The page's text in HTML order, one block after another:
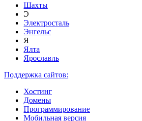
Шахты
Э
Электросталь
Энгельс
Я
Ялта
Ярославль
Поддержка сайтов:
Хостинг
Домены
Программирование
Мобильная версия